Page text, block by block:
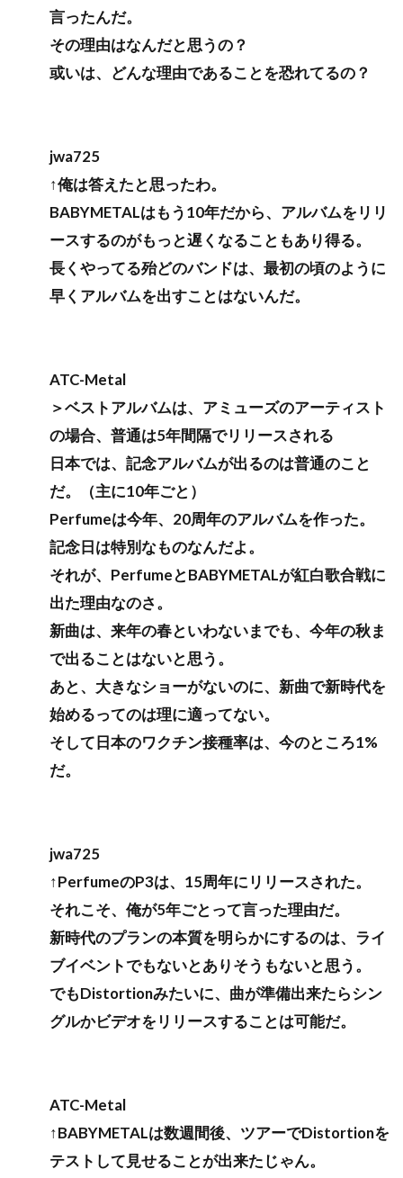
言ったんだ。
その理由はなんだと思うの？
或いは、どんな理由であることを恐れてるの？
jwa725
↑俺は答えたと思ったわ。
BABYMETALはもう10年だから、アルバムをリリ
ースするのがもっと遅くなることもあり得る。
長くやってる殆どのバンドは、最初の頃のように
早くアルバムを出すことはないんだ。
ATC-Metal
＞ベストアルバムは、アミューズのアーティスト
の場合、普通は5年間隔でリリースされる
日本では、記念アルバムが出るのは普通のこと
だ。（主に10年ごと）
Perfumeは今年、20周年のアルバムを作った。
記念日は特別なものなんだよ。
それが、PerfumeとBABYMETALが紅白歌合戦に
出た理由なのさ。
新曲は、来年の春といわないまでも、今年の秋ま
で出ることはないと思う。
あと、大きなショーがないのに、新曲で新時代を
始めるってのは理に適ってない。
そして日本のワクチン接種率は、今のところ1%
だ。
jwa725
↑PerfumeのP3は、15周年にリリースされた。
それこそ、俺が5年ごとって言った理由だ。
新時代のプランの本質を明らかにするのは、ライ
ブイベントでもないとありそうもないと思う。
でもDistortionみたいに、曲が準備出来たらシン
グルかビデオをリリースすることは可能だ。
ATC-Metal
↑BABYMETALは数週間後、ツアーでDistortionを
テストして見せることが出来たじゃん。